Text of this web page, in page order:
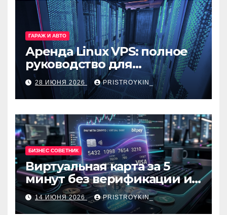
ГАРАЖ И АВТО
Аренда Linux VPS: полное
руководство для
разработчиков и
администраторов
28 ИЮНЯ 2026 PRISTROYKIN_
БИЗНЕС СОВЕТНИК
Виртуальная карта за 5
минут без верификации и
банков с пополнением в
USDT
14 ИЮНЯ 2026 PRISTROYKIN_